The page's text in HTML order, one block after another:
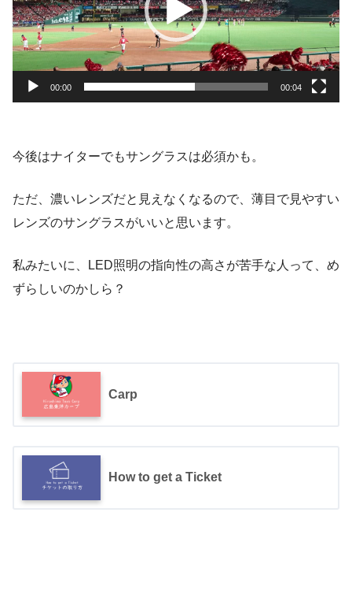
ー
ヤ
ー
00:00 00:04
今後はナイターでもサングラスは必須かも。
ただ、濃いレンズだと見えなくなるので、薄目で見やすい
レンズのサングラスがいいと思います。
私みたいに、LED照明の指向性の高さが苦手な人って、め
ずらしいのかしら？
Carp
How to get a Ticket